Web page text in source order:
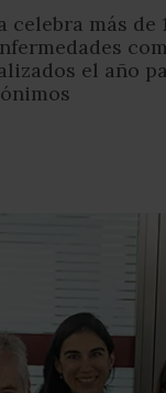
más de
el año